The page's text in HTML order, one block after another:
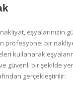
eşyalarınızın
profesyonel bir
kullanarak
güvenli bir şekilde
gerçekleştirilir.